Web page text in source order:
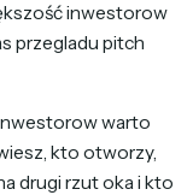
inwestorow
przegladu pitch
warto
kto otworzy,
drugi rzut oka i kto